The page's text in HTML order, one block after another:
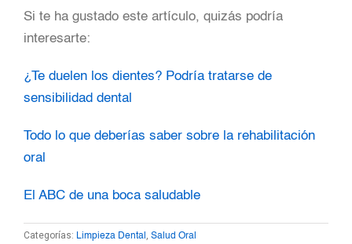
Si te ha gustado este artículo, quizás podría
interesarte:
¿Te duelen los dientes? Podría tratarse de
sensibilidad dental
Todo lo que deberías saber sobre la rehabilitación
oral
El ABC de una boca saludable
Categorías: Limpieza Dental , Salud Oral